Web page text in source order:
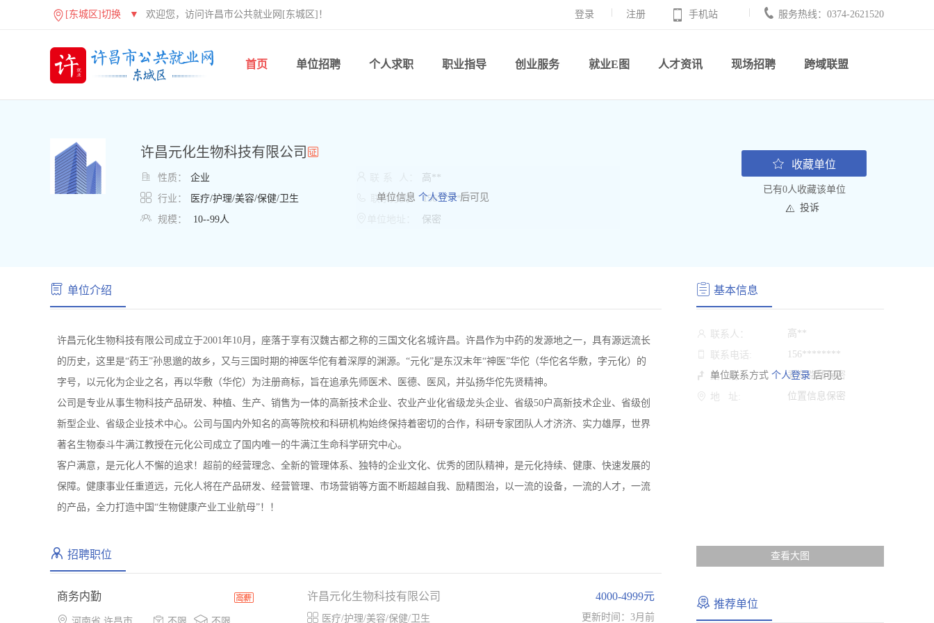
[东城区]切换 ▼ 欢迎您，访问许昌市公共就业网[东城区]！ 登录 注册 手机站 服务热线：0374-2621520
首页 单位招聘 个人求职 职业指导 创业服务 就业E图 人才资讯 现场招聘 跨域联盟
许昌元化生物科技有限公司
 性质： 企业
 行业： 医疗/护理/美容/保健/卫生
 规模： 10--99人
单位信息 个人登录后可见
高**
联系方式： 156*******
保密
收藏单位
已有0人收藏该单位
投诉
单位介绍
许昌元化生物科技有限公司成立于2001年10月，座落于享有汉魏古都之称的三国文化名城许昌。许昌作为中药的发源地之一，具有源远流长
的历史，这里是“药王”孙思邈的故乡，又与三国时期的神医华佗有着深厚的渊源。“元化”是东汉末年“神医”华佗（华佗名华敷，字元化）的
字号，以元化为企业之名，再以华敷（华佗）为注册商标，旨在追承先师医术、医德、医风，并弘扬华佗先贤精神。
公司是专业从事生物科技产品研发、种植、生产、销售为一体的高新技术企业、农业产业化省级龙头企业、省级50户高新技术企业、省级创
新型企业、省级企业技术中心。公司与国内外知名的高等院校和科研机构始终保持着密切的合作，科研专家团队人才济济、实力雄厚，世界
著名生物泰斗牛满江教授在元化公司成立了国内唯一的牛满江生命科学研究中心。
客户满意，是元化人不懈的追求！超前的经营理念、全新的管理体系、独特的企业文化、优秀的团队精神，是元化持续、健康、快速发展的
保障。健康事业任重道远，元化人将在产品研发、经营管理、市场营销等方面不断超越自我、励精图治，以一流的设备，一流的人才，一流
的产品，全力打造中国“生物健康产业工业航母”！！
招聘职位
商务内勤
  
许昌元化生物科技有限公司
 医疗/护理/美容/保健/卫生
4000-4999元
更新时间：3月前
基本信息
单位联系方式 个人登录后可见
联系人： 高**
联系电话: 156********
路 线: 乘车路线保密
地 址: 位置信息保密
查看大图
推荐单位